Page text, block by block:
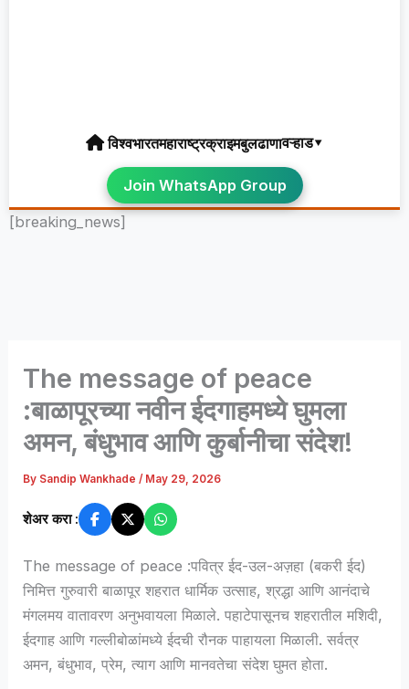
विश्वभारतमहाराष्ट्रक्राइमबुलढाणावऱ्हाड▾
Join WhatsApp Group
[breaking_news]
The message of peace
:बाळापूरच्या नवीन ईदगाहमध्ये घुमला
अमन, बंधुभाव आणि कुर्बानीचा संदेश!
By Sandip Wankhade/ May 29, 2026
शेअर करा :
The message of peace :पवित्र ईद-उल-अज़हा (बकरी ईद)
निमित्त गुरुवारी बाळापूर शहरात धार्मिक उत्साह, श्रद्धा आणि आनंदाचे
मंगलमय वातावरण अनुभवायला मिळाले. पहाटेपासूनच शहरातील मशिदी,
ईदगाह आणि गल्लीबोळांमध्ये ईदची रौनक पाहायला मिळाली. सर्वत्र
अमन, बंधुभाव, प्रेम, त्याग आणि मानवतेचा संदेश घुमत होता.